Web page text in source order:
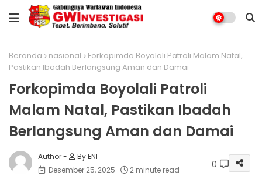
Beranda nasional
Forkopimda Boyolali Patroli Malam Natal,
Pastikan Ibadah Berlangsung Aman dan Damai
Forkopimda Boyolali Patroli
Malam Natal, Pastikan Ibadah
Berlangsung Aman dan Damai
By ENI
Desember 25, 2025
2 minute read 0